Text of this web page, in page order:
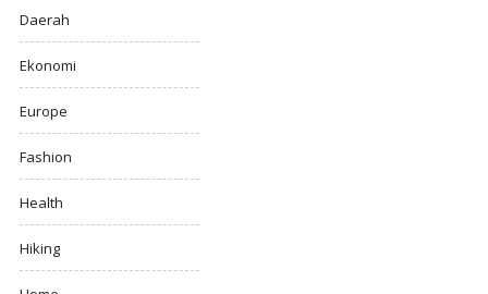
Daerah
Ekonomi
Europe
Fashion
Health
Hiking